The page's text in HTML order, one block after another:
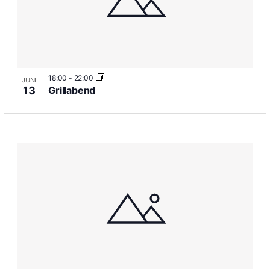
JUNI
13
18:00 - 22:00
Grillabend